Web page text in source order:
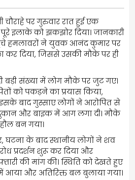
पर गुरुवार रात हुई एक
इलाके को झकझोर दिया। जानकारी
हमलावरों ने युवक आनंद कुमार पर
कर दिया, जिससे उसकी मौके पर ही
संख्या में लोग मौके पर जुट गए।
को पकड़ने का प्रयास किया,
बाद गुस्साए लोगों ने आरोपित से
और बाइक में आग लगा दी। मौके
बन गया।
घटना के बाद स्थानीय लोगों ने शव
प्रदर्शन शुरू कर दिया और
की मांग की। स्थिति को देखते हुए
आया और अतिरिक्त बल बुलाया गया।